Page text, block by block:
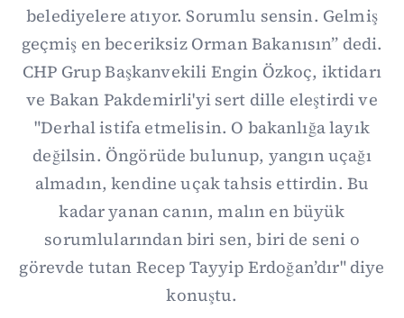
belediyelere atıyor. Sorumlu sensin. Gelmiş
geçmiş en beceriksiz Orman Bakanısın” dedi.
CHP Grup Başkanvekili Engin Özkoç, iktidarı
ve Bakan Pakdemirli'yi sert dille eleştirdi ve
"Derhal istifa etmelisin. O bakanlığa layık
değilsin. Öngörüde bulunup, yangın uçağı
almadın, kendine uçak tahsis ettirdin. Bu
kadar yanan canın, malın en büyük
sorumlularından biri sen, biri de seni o
görevde tutan Recep Tayyip Erdoğan’dır" diye
konuştu.